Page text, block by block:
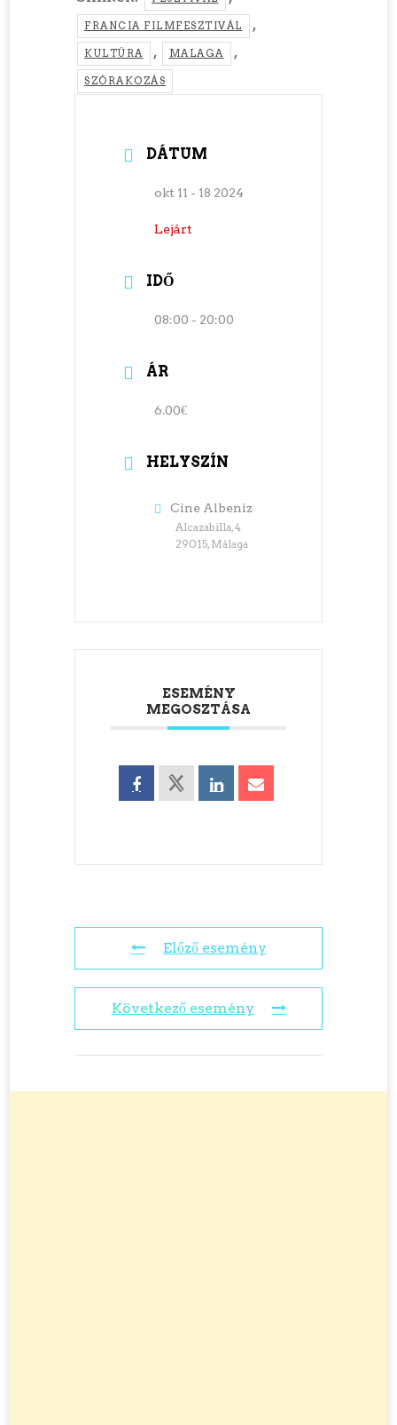
FRANCIA FILMFESZTIVÁL ,
KULTÚRA , MALAGA ,
SZÓRAKOZÁS
DÁTUM
okt 11 - 18 2024
Lejárt
IDŐ
08:00 - 20:00
ÁR
6.00€
HELYSZÍN
Cine Albeniz
Alcazabilla, 4
29015, Málaga
ESEMÉNY
MEGOSZTÁSA
Előző esemény
Következő esemény